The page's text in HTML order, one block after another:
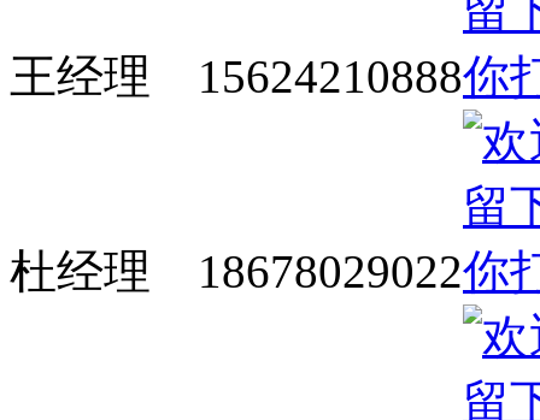
王经理 15624210888
杜经理 18678029022